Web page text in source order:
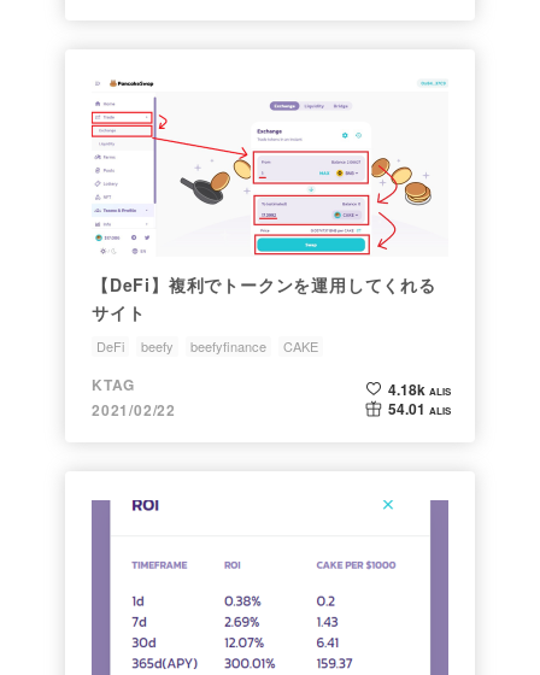
【DeFi】複利でトークンを運用してくれる
サイト
DeFi beefy beefyfinance CAKE
KTAG
2021/02/22
4.18k ALIS
54.01 ALIS